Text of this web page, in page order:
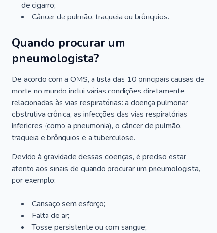
de cigarro;
Câncer de pulmão, traqueia ou brônquios.
Quando procurar um
pneumologista?
De acordo com a OMS, a lista das 10 principais causas de
morte no mundo inclui várias condições diretamente
relacionadas às vias respiratórias: a doença pulmonar
obstrutiva crônica, as infecções das vias respiratórias
inferiores (como a pneumonia), o câncer de pulmão,
traqueia e brônquios e a tuberculose.
Devido à gravidade dessas doenças, é preciso estar
atento aos sinais de quando procurar um pneumologista,
por exemplo:
Cansaço sem esforço;
Falta de ar;
Tosse persistente ou com sangue;